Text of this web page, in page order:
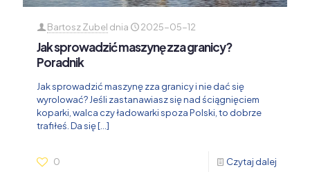
Bartosz Zubel dnia 2025-05-12
Jak sprowadzić maszynę zza granicy?
Poradnik
Jak sprowadzić maszynę zza granicy i nie dać się
wyrolować? Jeśli zastanawiasz się nad ściągnięciem
koparki, walca czy ładowarki spoza Polski, to dobrze
trafiłeś. Da się[…]
0 Czytaj dalej